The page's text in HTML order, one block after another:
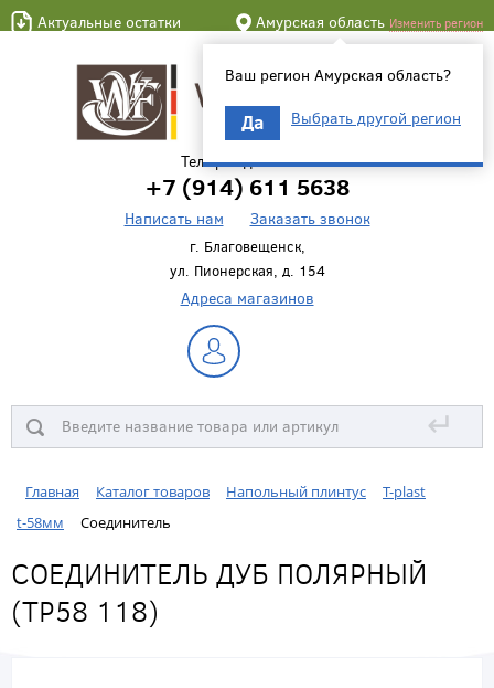
Актуальные остатки Амурская область Изменить регион
Ваш регион Амурская область?
Да Выбрать другой регион
Телефон для связи
+7 (914) 611 5638
Написать нам Заказать звонок
г. Благовещенск,
ул. Пионерская, д. 154
Адреса магазинов
↵
Главная Каталог товаров Напольный плинтус
T-plast
t-58мм
Соединитель
СОЕДИНИТЕЛЬ ДУБ ПОЛЯРНЫЙ
(ТР58 118)